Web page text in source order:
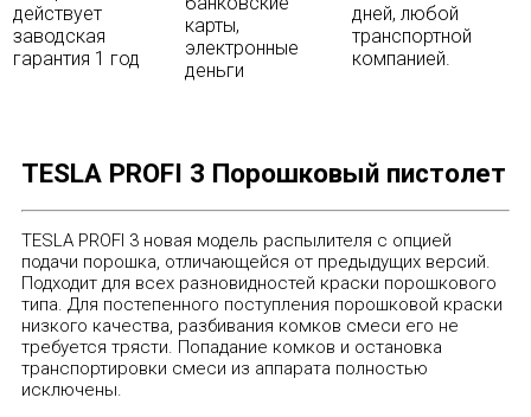
действует
заводская
гарантия 1 год
карты,
электронные
деньги
дней, любой
транспортной
компанией.
TESLA PROFI 3 Порошковый пистолет
TESLA PROFI 3 новая модель распылителя с опцией
подачи порошка, отличающейся от предыдущих версий.
Подходит для всех разновидностей краски порошкового
типа. Для постепенного поступления порошковой краски
низкого качества, разбивания комков смеси его не
требуется трясти. Попадание комков и остановка
транспортировки смеси из аппарата полностью
исключены.